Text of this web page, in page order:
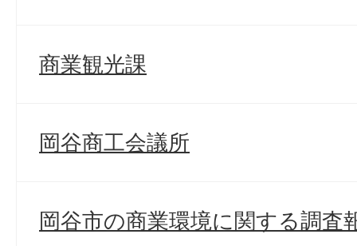
商業観光課
岡谷商工会議所
岡谷市の商業環境に関する調査